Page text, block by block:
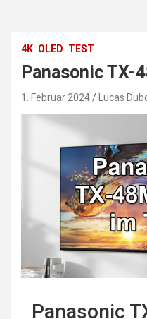
4K OLED TEST
Panasonic TX-
1. Februar 2024 Lucas
Panasonic